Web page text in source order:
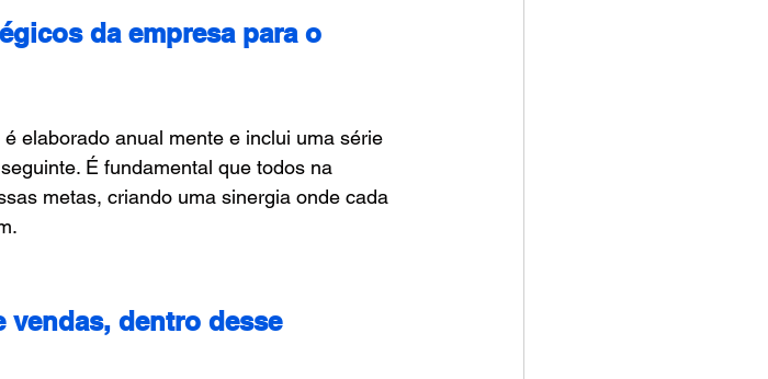
da empresa para o
elaborado anual mente e inclui uma série
É fundamental que todos na
metas, criando uma sinergia onde cada
vendas, dentro desse